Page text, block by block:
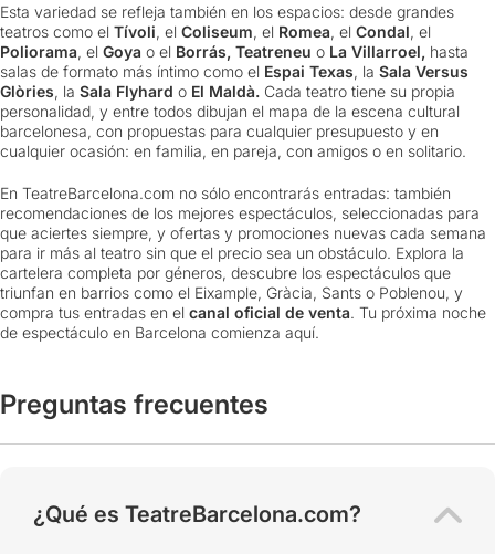
Esta variedad se refleja también en los espacios: desde grandes
teatros como el Tívoli, el Coliseum, el Romea, el Condal, el
Poliorama, el Goya o el Borrás, Teatreneu o La Villarroel, hasta
salas de formato más íntimo como el Espai Texas, la Sala Versus
Glòries, la Sala Flyhard o El Maldà. Cada teatro tiene su propia
personalidad, y entre todos dibujan el mapa de la escena cultural
barcelonesa, con propuestas para cualquier presupuesto y en
cualquier ocasión: en familia, en pareja, con amigos o en solitario.
En TeatreBarcelona.com no sólo encontrarás entradas: también
recomendaciones de los mejores espectáculos, seleccionadas para
que aciertes siempre, y ofertas y promociones nuevas cada semana
para ir más al teatro sin que el precio sea un obstáculo. Explora la
cartelera completa por géneros, descubre los espectáculos que
triunfan en barrios como el Eixample, Gràcia, Sants o Poblenou, y
compra tus entradas en el canal oficial de venta. Tu próxima noche
de espectáculo en Barcelona comienza aquí.
Preguntas frecuentes
¿Qué es TeatreBarcelona.com?